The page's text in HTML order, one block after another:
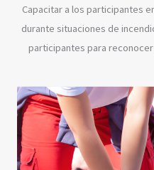
Capacitar a los participantes
durante situaciones de
participantes para